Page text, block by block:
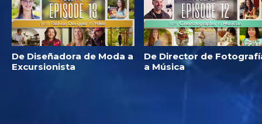
De Diseñadora de Moda a
Excursionista
De Director de
a Música